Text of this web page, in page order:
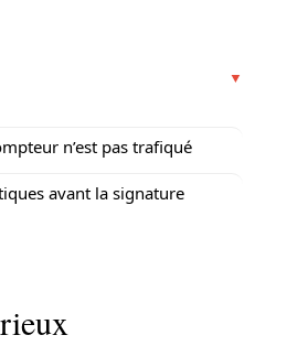
n’est pas trafiqué
avant la signature